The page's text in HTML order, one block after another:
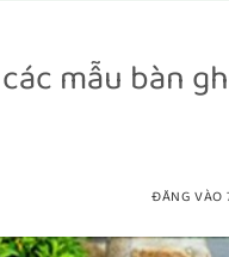
mẫu bàn
ĐĂNG VÀO